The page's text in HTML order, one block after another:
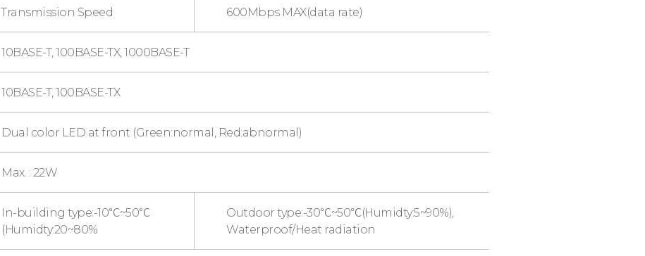
Transmission Speed 600Mbps MAX(data rate)
10BASE-T, 100BASE-TX, 1000BASE-T
10BASE-T, 100BASE-TX
Dual color LED at front (Green:normal, Red:abnormal)
Max. : 22W
In-building type:-10℃~50℃
(Humidty:20~80%
Outdoor type:-30℃~50℃(Humidty:5~90%),
Waterproof/Heat radiation